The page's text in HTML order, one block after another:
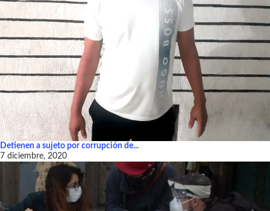
Detienen a sujeto por corrupción de...
7 diciembre, 2020